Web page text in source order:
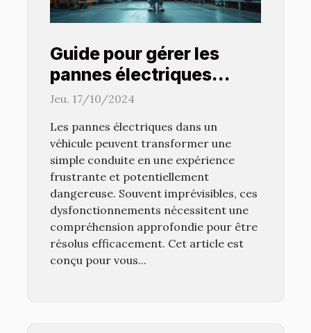
Guide pour gérer les
pannes électriques
récurrentes dans votre
Jeu. 17/10/2024
Les pannes électriques dans un
véhicule peuvent transformer une
simple conduite en une expérience
frustrante et potentiellement
dangereuse. Souvent imprévisibles, ces
dysfonctionnements nécessitent une
compréhension approfondie pour être
résolus efficacement. Cet article est
conçu pour vous...